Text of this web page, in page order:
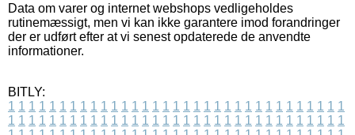
Data om varer og internet webshops vedligeholdes
rutinemæssigt, men vi kan ikke garantere imod forandringer
der er udført efter at vi senest opdaterede de anvendte
informationer.
BITLY:
1 1 1 1 1 1 1 1 1 1 1 1 1 1 1 1 1 1 1 1 1 1 1 1 1 1 1 1 1 1 1 1 1
1 1 1 1 1 1 1 1 1 1 1 1 1 1 1 1 1 1 1 1 1 1 1 1 1 1 1 1 1 1 1 1 1